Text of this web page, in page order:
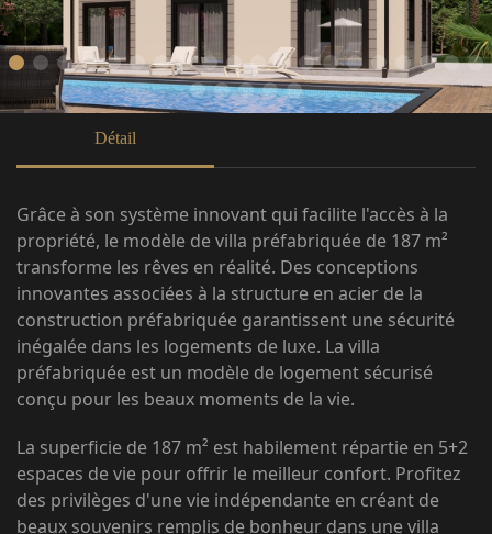
Détail
Grâce à son système innovant qui facilite l'accès à la
propriété, le modèle de villa préfabriquée de 187 m²
transforme les rêves en réalité. Des conceptions
innovantes associées à la structure en acier de la
construction préfabriquée garantissent une sécurité
inégalée dans les logements de luxe. La villa
préfabriquée est un modèle de logement sécurisé
conçu pour les beaux moments de la vie.
La superficie de 187 m² est habilement répartie en 5+2
espaces de vie pour offrir le meilleur confort. Profitez
des privilèges d'une vie indépendante en créant de
beaux souvenirs remplis de bonheur dans une villa